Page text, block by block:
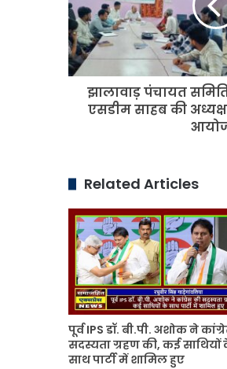
थाना
क्षेत्र
में
एसडीम
साहब
अध्यक्षता
झालावाड़ पंचायत
एसडीम साहब की
Related Articles
पूर्व IPS डॉ. बी.पी. अशोक ने
सदस्यता ग्रहण की, कई साथियों
साथ पार्टी में शामिल हुए